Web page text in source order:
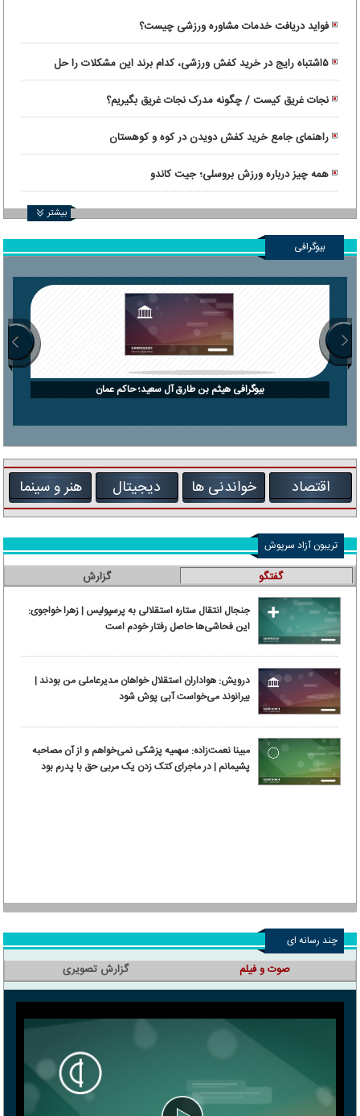
فواید دریافت خدمات مشاوره ورزشی چیست؟
۵اشتباه رایج در خرید کفش ورزشی، کدام برند این مشکلات را حل
کرده‌ است؟
نجات غریق کیست / چگونه مدرک نجات غریق بگیریم؟
راهنمای جامع خرید کفش دویدن در کوه و کوهستان
همه چیز درباره ورزش بروسلی؛ جیت کاندو
بیشتر
بیوگرافی
بیوگرافی هیثم بن طارق آل سعید؛ حاکم عمان
اقتصاد خواندنی ها دیجیتال هنر و سینما
تریبون آزاد سرپوش
گفتگو گزارش
جنجال انتقال ستاره استقلالی به پرسپولیس | زهرا خواجوی:
این فحاشی‌ها حاصل رفتار خودم است
درویش: هواداران استقلال خواهان مدیرعاملی من بودند |
بیرانوند می‌خواست آبی پوش شود
مبینا نعمت‌زاده: سهمیه پزشکی نمی‌خواهم و از آن مصاحبه
پشیمانم | در ماجرای کتک زدن یک مربی حق با پدرم بود
چند رسانه ای
صوت و فیلم گزارش تصویری